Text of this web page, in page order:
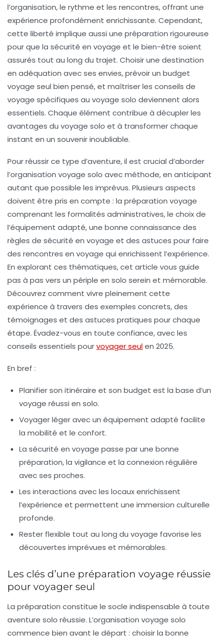
l’organisation, le rythme et les rencontres, offrant une
expérience profondément enrichissante. Cependant,
cette liberté implique aussi une préparation rigoureuse
pour que la sécurité en voyage et le bien-être soient
assurés tout au long du trajet. Choisir une destination
en adéquation avec ses envies, prévoir un budget
voyage seul bien pensé, et maîtriser les conseils de
voyage spécifiques au voyage solo deviennent alors
essentiels. Chaque élément contribue à décupler les
avantages du voyage solo et à transformer chaque
instant en un souvenir inoubliable.
Pour réussir ce type d’aventure, il est crucial d’aborder
l’organisation voyage solo avec méthode, en anticipant
autant que possible les imprévus. Plusieurs aspects
doivent être pris en compte : la préparation voyage
comprenant les formalités administratives, le choix de
l’équipement adapté, une bonne connaissance des
règles de sécurité en voyage et des astuces pour faire
des rencontres en voyage qui enrichissent l’expérience.
En explorant ces thématiques, cet article vous guide
pas à pas vers un périple en solo serein et mémorable.
Découvrez comment vivre pleinement cette
expérience à travers des exemples concrets, des
témoignages et des astuces pratiques pour chaque
étape. Évadez-vous en toute confiance, avec les
conseils essentiels pourvoyager seulen 2025.
En bref :
Planifier son itinéraire et son budget est la base d’un
voyage réussi en solo.
Voyager légeravec un équipement adapté facilite
la mobilité et le confort.
La sécurité en voyage passe par une bonne
préparation, la vigilance et la connexion régulière
avec ses proches.
Les interactions avec les locauxenrichissent
l’expérience et permettent une immersion culturelle
profonde.
Rester flexible tout au long du voyage favorise les
découvertes imprévues et mémorables.
Les clés d’une préparation voyage réussie
pour voyager seul
La préparation constitue le socle indispensable à toute
aventure solo réussie. L’organisation voyage solo
commence bien avant le départ : choisir la bonne